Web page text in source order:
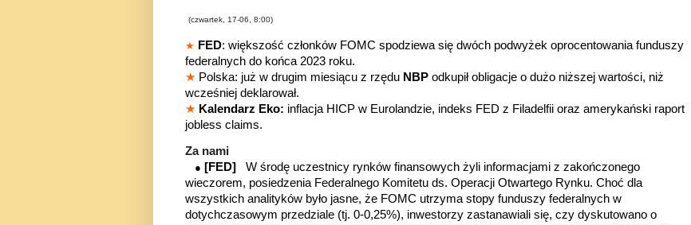
(czwartek, 17-06, 8:00)
★ FED: większość członków FOMC spodziewa się dwóch podwyżek oprocentowania funduszy
federalnych do końca 2023 roku.
★ Polska: już w drugim miesiącu z rzędu NBP odkupił obligacje o dużo niższej wartości, niż
wcześniej deklarował.
★ Kalendarz Eko: inflacja HICP w Eurolandzie, indeks FED z Filadelfii oraz amerykański raport
jobless claims.
Za nami
● [FED] W środę uczestnicy rynków finansowych żyli informacjami z zakończonego
wieczorem, posiedzenia Federalnego Komitetu ds. Operacji Otwartego Rynku. Choć dla
wszystkich analityków było jasne, że FOMC utrzyma stopy funduszy federalnych w
dotychczasowym przedziale (tj. 0-0,25%), inwestorzy zastanawiali się, czy dyskutowano o